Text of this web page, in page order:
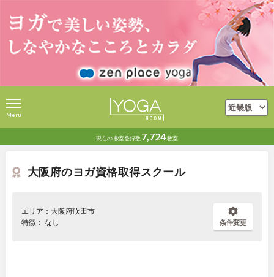
現在の教室登録数 7,724教室
Menu
大阪府のヨガ資格取得スクール
エリア：大阪府吹田市
特徴： なし
条件変更